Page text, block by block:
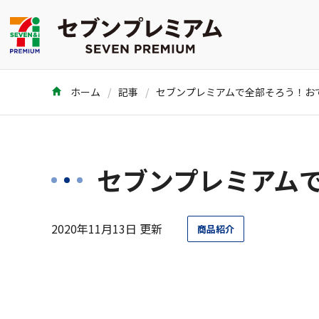
ホーム 記事
セブンプレミアム
2020年11月13日 更新 商品紹介